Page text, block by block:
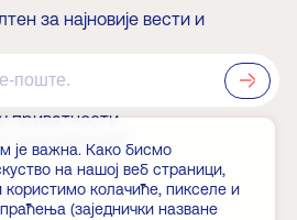
за најновије вести и
приватности
О ЗАДУЖБИНАРУ
је важна. Како бисмо
на нашој веб страници,
колачиће, пикселе и
(заједнички назване